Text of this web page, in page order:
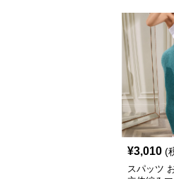
¥3,010 (
スパッツ